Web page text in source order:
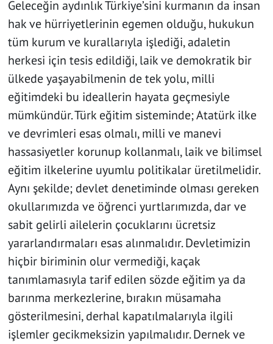
Geleceğin aydınlık Türkiye’sini kurmanın da insan
hak ve hürriyetlerinin egemen olduğu, hukukun
tüm kurum ve kurallarıyla işlediği, adaletin
herkesi için tesis edildiği, laik ve demokratik bir
ülkede yaşayabilmenin de tek yolu, milli
eğitimdeki bu ideallerin hayata geçmesiyle
mümkündür. Türk eğitim sisteminde; Atatürk ilke
ve devrimleri esas olmalı, milli ve manevi
hassasiyetler korunup kollanmalı, laik ve bilimsel
eğitim ilkelerine uyumlu politikalar üretilmelidir.
Aynı şekilde; devlet denetiminde olması gereken
okullarımızda ve öğrenci yurtlarımızda, dar ve
sabit gelirli ailelerin çocuklarını ücretsiz
yararlandırmaları esas alınmalıdır. Devletimizin
hiçbir biriminin olur vermediği, kaçak
tanımlamasıyla tarif edilen sözde eğitim ya da
barınma merkezlerine, bırakın müsamaha
gösterilmesini, derhal kapatılmalarıyla ilgili
işlemler gecikmeksizin yapılmalıdır. Dernek ve